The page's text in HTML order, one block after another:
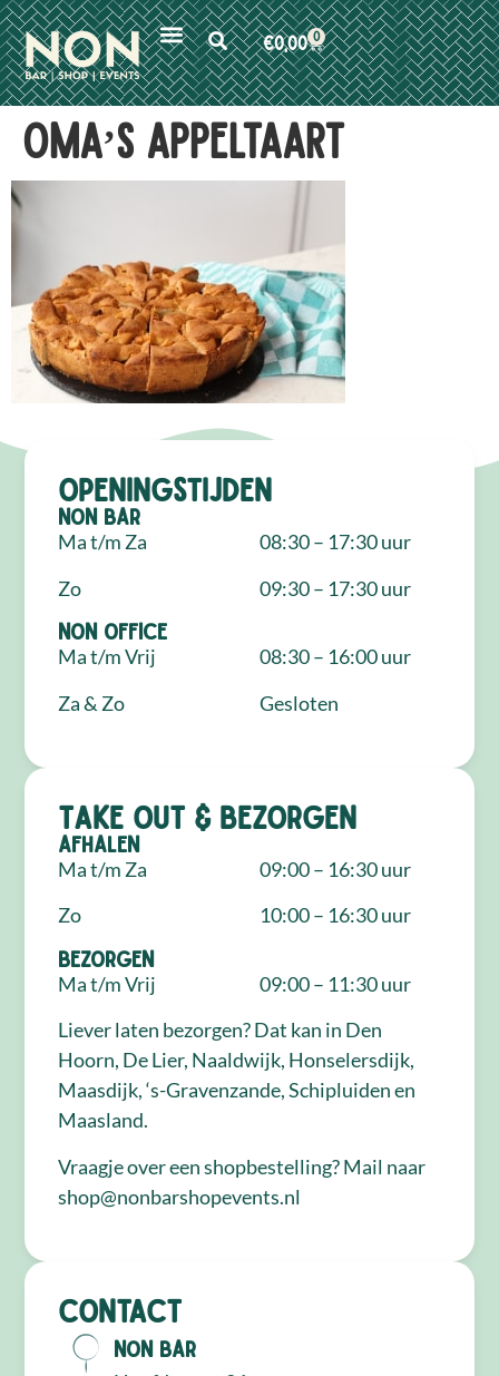
€0,00 0
Oma’s Appeltaart
Openingstijden
NON Bar
Ma t/m Za
Zo
08:30 – 17:30 uur
09:30 – 17:30 uur
NON Office
Ma t/m Vrij
Za & Zo
08:30 – 16:00 uur
Gesloten
Take out & bezorgen
Afhalen
Ma t/m Za
Zo
09:00 – 16:30 uur
10:00 – 16:30 uur
Bezorgen
Ma t/m Vrij
09:00 – 11:30 uur
Liever laten bezorgen? Dat kan in Den
Hoorn, De Lier, Naaldwijk, Honselersdijk,
Maasdijk, ‘s-Gravenzande, Schipluiden en
Maasland.
Vraagje over een shopbestelling? Mail naar
shop@nonbarshopevents.nl
Contact
NON Bar